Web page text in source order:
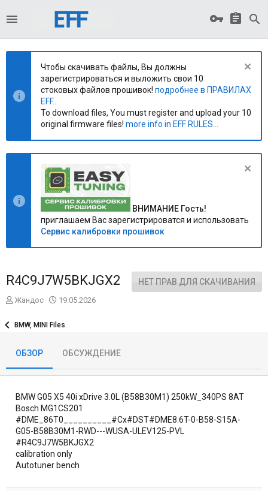
Чтобы скачивать файлы, Вы должны
зарегистрироваться и выложить свои 10
стоковых файлов прошивок! подробнее в ПРАВИЛАХ
EFF...
To download files, You must register and upload your 10
original firmware files! more info in EFF RULES...
ВНИМАНИЕ Гость!
приглашаем Вас зарегистрироватся и использовать
Сервис калибровки прошивок
R4C9J7W5BKJGX2 НЕТ ПРАВ ДЛЯ СКАЧИВАНИЯ
А
т
Жандос
Д
д
н
и
я
19.05.2026
BMW, MINI Files
ОБЗОР ОБСУЖДЕНИЕ
BMW G05 X5 40i xDrive 3.0L (B58B30M1) 250kW_340PS 8AT
Bosch MG1CS201
#DME_86T0__________#Cx#DST#DME8.6T-0-B58-S15A-
G05-B58B30M1-RWD---WUSA-ULEV125-PVL
#R4C9J7W5BKJGX2
calibration only
Autotuner bench